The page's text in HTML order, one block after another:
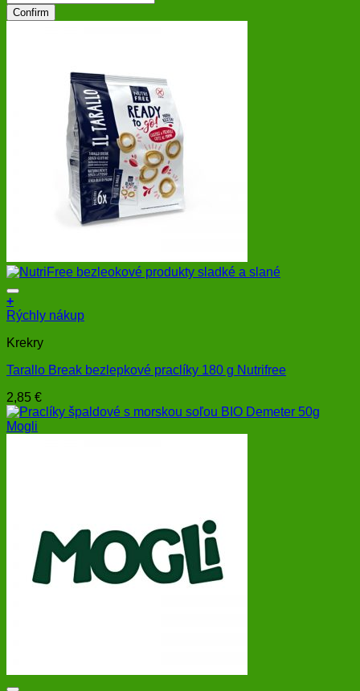
Confirm
+
Rýchly nákup
Krekry
Tarallo Break bezlepkové praclíky 180 g Nutrifree
2,85 €